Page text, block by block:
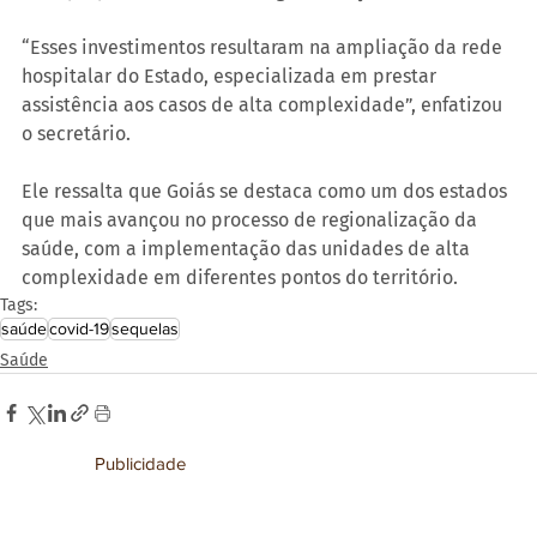
“Esses investimentos resultaram na ampliação da rede
hospitalar do Estado, especializada em prestar
assistência aos casos de alta complexidade”, enfatizou
o secretário.
Ele ressalta que Goiás se destaca como um dos estados
que mais avançou no processo de regionalização da
saúde, com a implementação das unidades de alta
complexidade em diferentes pontos do território.
Tags:
saúdecovid-19sequelas
Saúde
Publicidade